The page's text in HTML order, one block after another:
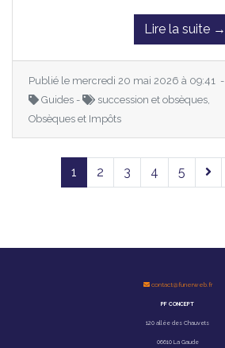
Lire la suite →
Publié le mercredi 20 mai 2026 à 09:41 -
Guides -
succession et obsèques,
Obsèques et Impôts
1 2 3 4 5
contact@funerweb.fr
PF CONCEPT
120 allée des Chauvets
06610 La Gaude